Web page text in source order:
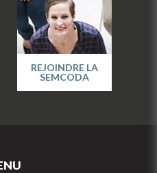
REJOINDRE LA
SEMCODA